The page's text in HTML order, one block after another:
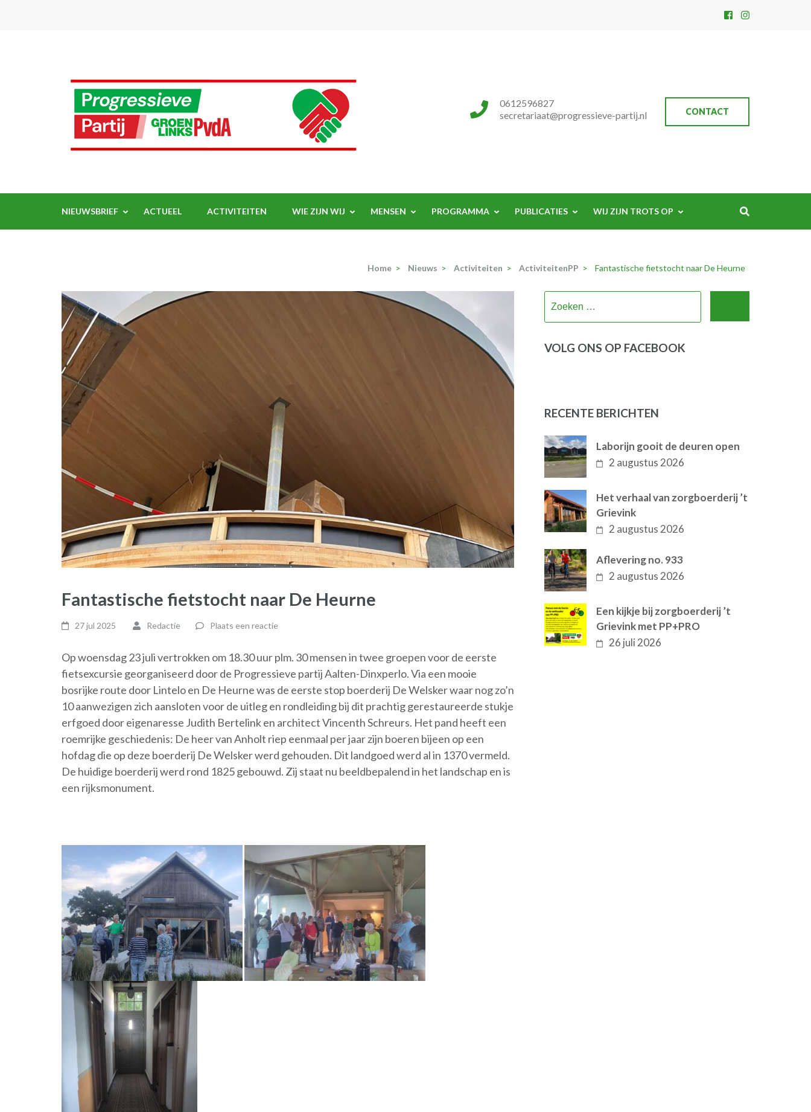
CONTACT
0612596827
secretariaat@progressieve-partij.nl
NIEUWSBRIEF ACTUEEL ACTIVITEITEN WIE ZIJN WIJ MENSEN PROGRAMMA PUBLICATIES WIJ ZIJN TROTS OP
Home > Nieuws > Activiteiten > ActiviteitenPP > Fantastische fietstocht naar De Heurne
Fantastische fietstocht naar De Heurne
27 jul 2025 Redactie Plaats een reactie
Op woensdag 23 juli vertrokken om 18.30 uur plm. 30 mensen in twee groepen voor de eerste
fietsexcursie georganiseerd door de Progressieve partij Aalten-Dinxperlo. Via een mooie
bosrijke route door Lintelo en De Heurne was de eerste stop boerderij De Welsker waar nog zo’n
10 aanwezigen zich aansloten voor de uitleg en rondleiding bij dit prachtig gerestaureerde stukje
erfgoed door eigenaresse Judith Bertelink en architect Vincenth Schreurs. Het pand heeft een
roemrijke geschiedenis: De heer van Anholt riep eenmaal per jaar zijn boeren bijeen op een
hofdag die op deze boerderij De Welsker werd gehouden. Dit landgoed werd al in 1370 vermeld.
De huidige boerderij werd rond 1825 gebouwd. Zij staat nu beeldbepalend in het landschap en is
een rijksmonument.
VOLG ONS OP FACEBOOK
RECENTE BERICHTEN
Laborijn gooit de deuren open
2 augustus 2026
Het verhaal van zorgboerderij ’t
Grievink
2 augustus 2026
Aflevering no. 933
2 augustus 2026
Een kijkje bij zorgboerderij ’t
Grievink met PP+PRO
26 juli 2026